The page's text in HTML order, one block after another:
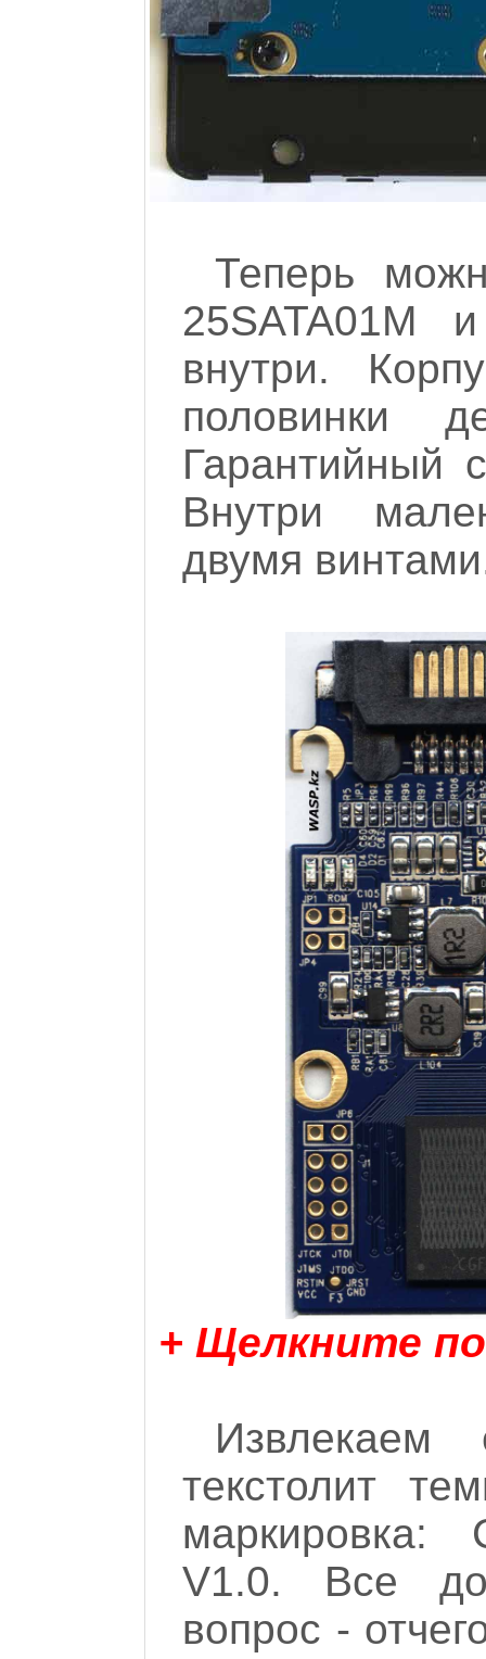
Теперь
25SATA01M
внутри.
половинки
Гарантийный
Внутри
двумя
+ Щелкните
Извлекаем
текстолит
маркировка:
V1.0. Все
вопрос -